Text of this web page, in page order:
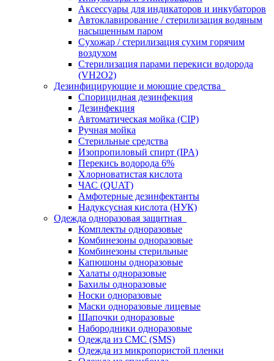
Аксессуары для индикаторов и инкубаторов
Автоклавирование / стерилизация водяным
насыщенным паром
Сухожар / стерилизация сухим горячим
воздухом
Стерилизация парами перекиси водорода
(VH2O2)
Дезинфицирующие и моющие средства
Спорицидная дезинфекция
Дезинфекция
Автоматическая мойка (CIP)
Ручная мойка
Стерильные средства
Изопропиловый спирт (IPA)
Перекись водорода 6%
Хлорноватистая кислота
ЧАС (QUAT)
Амфотерные дезинфектанты
Надуксусная кислота (НУК)
Одежда одноразовая защитная
Комплекты одноразовые
Комбинезоны одноразовые
Комбинезоны стерильные
Капюшоны одноразовые
Халаты одноразовые
Бахилы одноразовые
Носки одноразовые
Маски одноразовые лицевые
Шапочки одноразовые
Набородники одноразовые
Одежда из СМС (SMS)
Одежда из микропористой пленки